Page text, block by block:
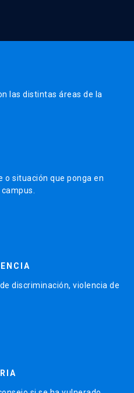
las distintas áreas de la
o situación que ponga en
discriminación, violencia de